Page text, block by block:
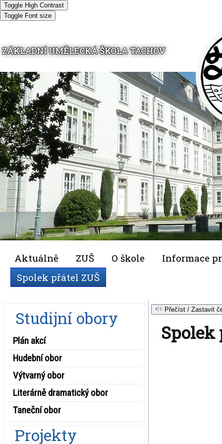
Toggle High Contrast
Toggle Font size
ZÁKLADNÍ UMĚLECKÁ ŠKOLA TACHOV
Aktuálně ZUŠ O škole
Informace
Spolek přátel ZUŠ
Studijní obory
Plán akcí
Hudební obor
Výtvarný obor
Literárně dramatický obor
Taneční obor
Projekty
Přečíst / Zastavit
Spolek